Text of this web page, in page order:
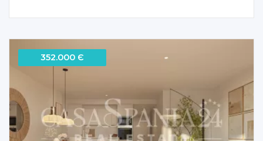
352.000 Є